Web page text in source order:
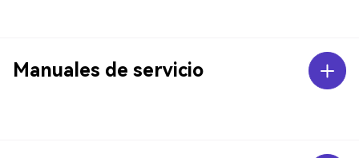
Manuales de servicio